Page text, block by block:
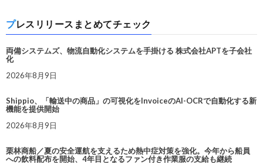
プレスリリースまとめてチェック
両備システムズ、物流自動化システムを手掛ける 株式会社APTを子会社
化
2026年8月9日
Shippio、「輸送中の商品」の可視化をInvoiceのAI-OCRで自動化する新
機能を提供開始
2026年8月9日
栗林商船／夏の安全運航を支えるため熱中症対策を強化。今年から船員
への飲料配布を開始、4年目となるファン付き作業服の支給も継続